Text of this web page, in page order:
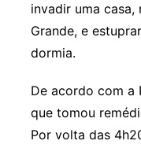
invadir uma casa,
Grande, e
dormia.
De acordo com a
que tomou
Por volta das